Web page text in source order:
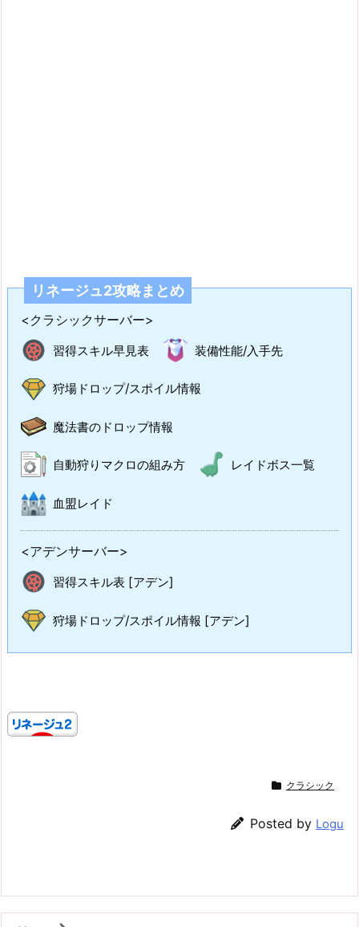
リネージュ2攻略まとめ
<クラシックサーバー>
習得スキル早見表 装備性能/入手先
狩場ドロップ/スポイル情報
魔法書のドロップ情報
自動狩りマクロの組み方 レイドボス一覧
血盟レイド
<アデンサーバー>
習得スキル表 [アデン]
狩場ドロップ/スポイル情報 [アデン]
クラシック
Posted by Logu